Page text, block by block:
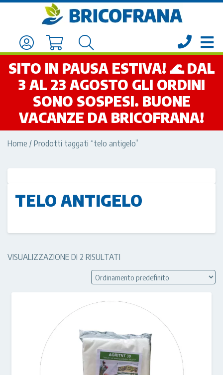
SITO IN PAUSA ESTIVA! 🌊 DAL
3 AL 23 AGOSTO GLI ORDINI
SONO SOSPESI. BUONE
VACANZE DA BRICOFRANA!
Home / Prodotti taggati “telo antigelo”
TELO ANTIGELO
VISUALIZZAZIONE DI 2 RISULTATI